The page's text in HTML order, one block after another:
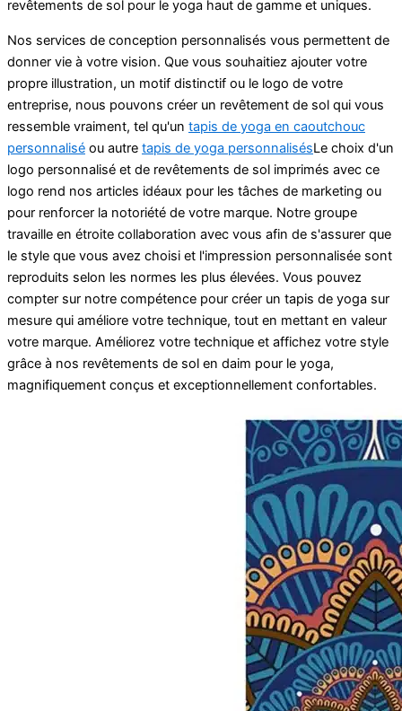
revêtements de sol pour le yoga haut de gamme et uniques.
Nos services de conception personnalisés vous permettent de
donner vie à votre vision. Que vous souhaitiez ajouter votre
propre illustration, un motif distinctif ou le logo de votre
entreprise, nous pouvons créer un revêtement de sol qui vous
ressemble vraiment, tel qu'un tapis de yoga en caoutchouc
personnalisé ou autre tapis de yoga personnalisésLe choix d'un
logo personnalisé et de revêtements de sol imprimés avec ce
logo rend nos articles idéaux pour les tâches de marketing ou
pour renforcer la notoriété de votre marque. Notre groupe
travaille en étroite collaboration avec vous afin de s'assurer que
le style que vous avez choisi et l'impression personnalisée sont
reproduits selon les normes les plus élevées. Vous pouvez
compter sur notre compétence pour créer un tapis de yoga sur
mesure qui améliore votre technique, tout en mettant en valeur
votre marque. Améliorez votre technique et affichez votre style
grâce à nos revêtements de sol en daim pour le yoga,
magnifiquement conçus et exceptionnellement confortables.